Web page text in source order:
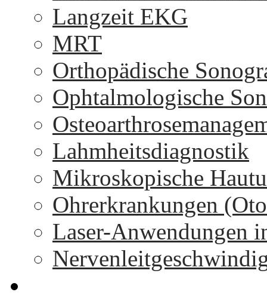
Langzeit EKG
MRT
Orthopädische
Ophtalmologische
Lahmheitsdiagnostik
Mikroskopische
Ohrerkrankungen
Laser-Anwendungen